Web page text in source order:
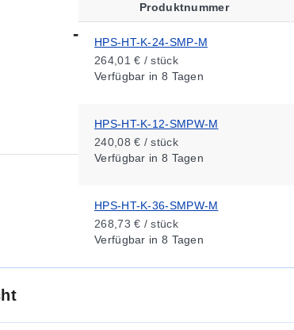
Produktnummer
HPS-HT-K-24-SMP-M
264,01 € / stück
Verfügbar in 8 Tagen
HPS-HT-K-12-SMPW-M
240,08 € / stück
Verfügbar in 8 Tagen
HPS-HT-K-36-SMPW-M
268,73 € / stück
Verfügbar in 8 Tagen